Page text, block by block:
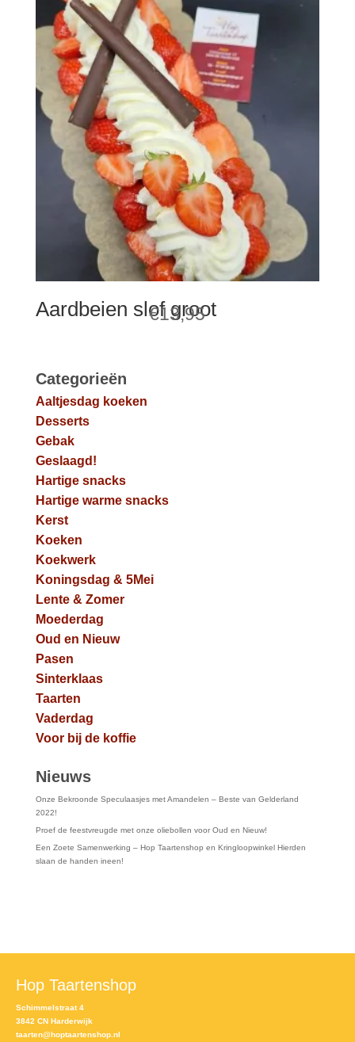
tot
€23,95
Aardbeien slof groot
€13,95
Categorieën
Aaltjesdag koeken
Desserts
Gebak
Geslaagd!
Hartige snacks
Hartige warme snacks
Kerst
Koeken
Koekwerk
Koningsdag & 5Mei
Lente & Zomer
Moederdag
Oud en Nieuw
Pasen
Sinterklaas
Taarten
Vaderdag
Voor bij de koffie
Nieuws
Onze Bekroonde Speculaasjes met Amandelen – Beste van Gelderland
2022!
Proef de feestvreugde met onze oliebollen voor Oud en Nieuw!
Een Zoete Samenwerking – Hop Taartenshop en Kringloopwinkel Hierden
slaan de handen ineen!
Hop Taartenshop
Schimmelstraat 4
3842 CN Harderwijk
taarten@hoptaartenshop.nl